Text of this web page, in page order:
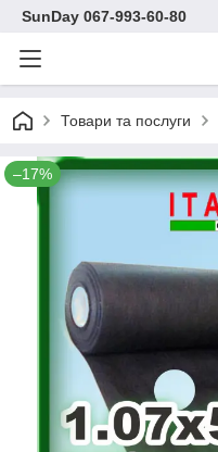
SunDay 067-993-60-80
Товари та послуги
–17%